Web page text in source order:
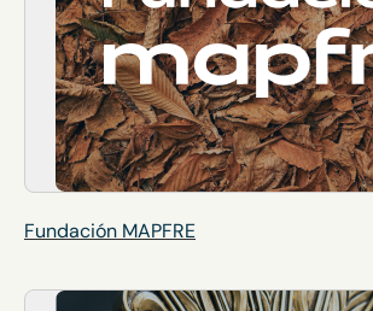
Fundación MAPFRE